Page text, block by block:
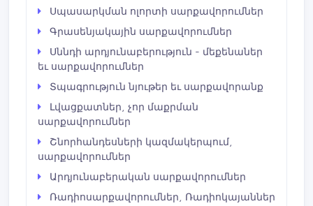
Սպասարկման ոլորտի սարքավորումներ
Գրասենյակային սարքավորումներ
Սննդի արդյունաբերություն - մեքենաներ
եւ սարքավորումներ
Տպագրություն նյութեր եւ սարքավորանք
Լվացքատներ, չոր մաքրման
սարքավորումներ
Շնորհանդեսների կազմակերպում,
սարքավորումներ
Արդյունաբերական սարքավորումներ
Ռադիոսարքավորումներ, Ռադիոկայաններ